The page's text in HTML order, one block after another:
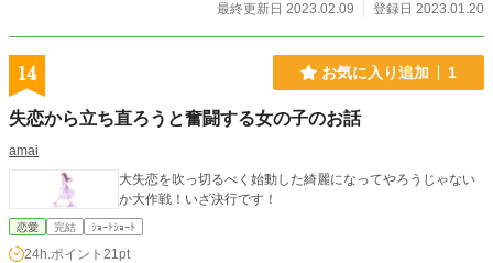
最終更新日 2023.02.09
登録日 2023.01.20
14 お気に入り追加 1
失恋から立ち直ろうと奮闘する女の子のお話
amai
大失恋を吹っ切るべく始動した綺麗になってやろうじゃない
か大作戦！いざ決行です！
恋愛 完結 ｼｮｰﾄｼｮｰﾄ
24h.ポイント 21pt